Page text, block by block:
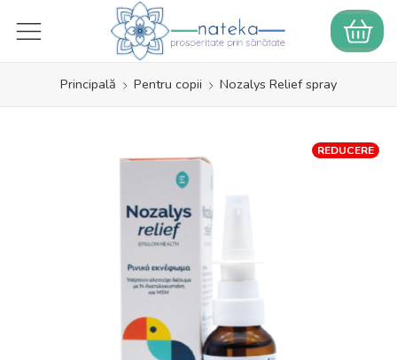
Principală Pentru copii Nozalys Relief spray
REDUCERE